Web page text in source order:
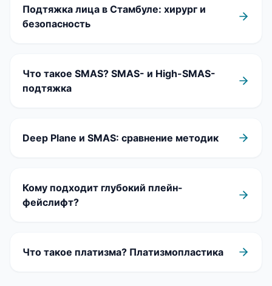
Подтяжка лица в Стамбуле: хирург и
безопасность
Что такое SMAS? SMAS- и High-SMAS-
подтяжка
Deep Plane и SMAS: сравнение методик
Кому подходит глубокий плейн-
фейслифт?
Что такое платизма? Платизмопластика